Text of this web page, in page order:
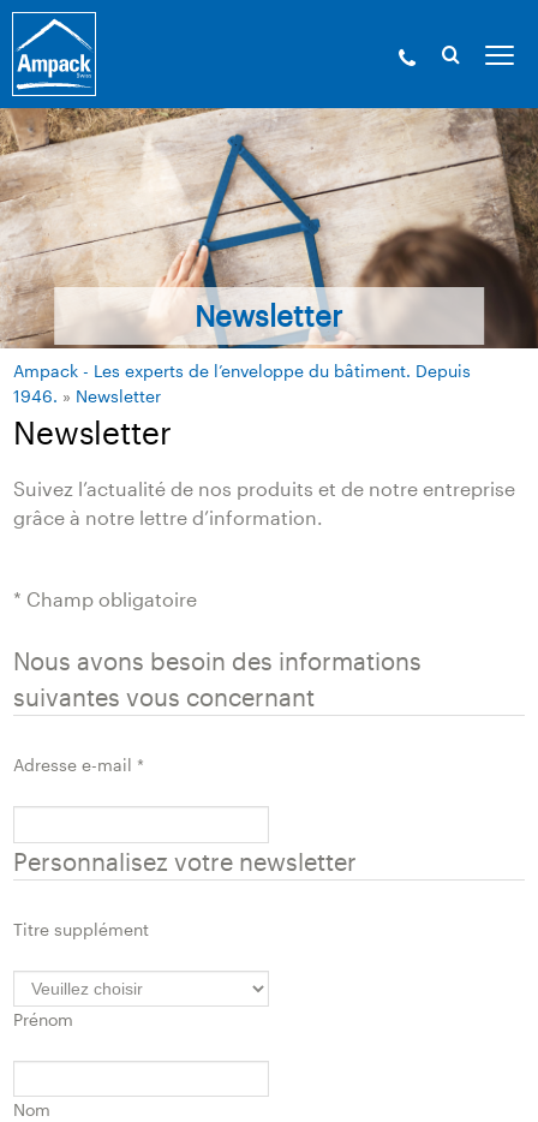
Newsletter
Ampack - Les experts de l’enveloppe du bâtiment. Depuis
1946. » Newsletter
Newsletter
Suivez l’actualité de nos produits et de notre entreprise
grâce à notre lettre d’information.
* Champ obligatoire
Nous avons besoin des informations
suivantes vous concernant
Adresse e-mail *
Personnalisez votre newsletter
Titre supplément
Prénom
Nom